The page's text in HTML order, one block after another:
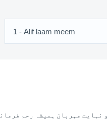
نہایت مہربان ہمیشہ رحم